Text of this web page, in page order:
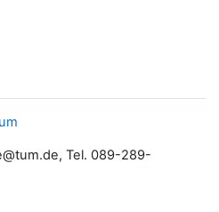
Tel. 089-289-